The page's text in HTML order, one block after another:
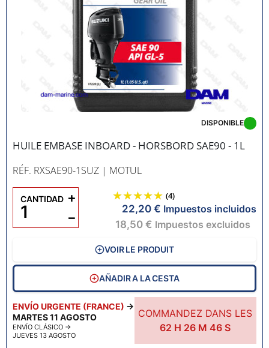
HUILE EMBASE INBOARD - HORSBORD SAE90 - 1L
RÉF. RXSAE90-1SUZ | MOTUL
ENVÍO URGENTE (FRANCE) →
MARTES 11 AGOSTO
ENVÍO CLÁSICO →
JUEVES 13 AGOSTO
COMMANDEZ DANS LES
62 H 26 M45 S
DISPONIBLE
(4)
22,20 € Impuestos incluidos
18,50 € Impuestos excluidos
CANTIDAD
−
+
VOIR LE PRODUIT
AÑADIR A LA CESTA